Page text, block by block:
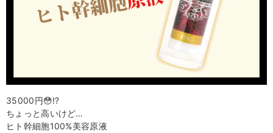
35000円😳⁉️
ちょっと高いけど…
ヒト幹細胞100%美容原液